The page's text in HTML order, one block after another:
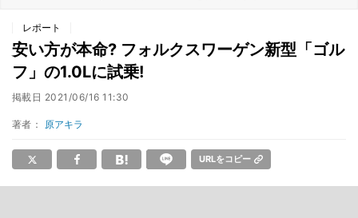
レポート
安い方が本命? フォルクスワーゲン新型「ゴル
フ」の1.0Lに試乗!
掲載日 2021/06/16 11:30
著者： 原アキラ
URLをコピー